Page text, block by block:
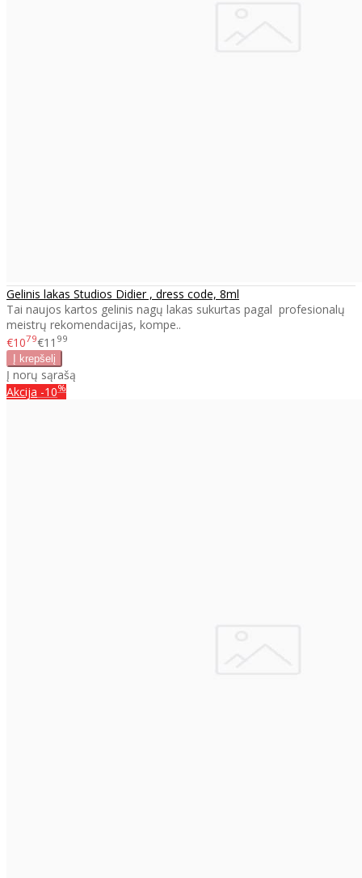
Gelinis lakas Studios Didier , dress code, 8ml
Tai naujos kartos gelinis nagų lakas sukurtas pagal profesionalų
meistrų rekomendacijas, kompe..
€1079€11 99
Į norų sąrašą
Akcija -10%